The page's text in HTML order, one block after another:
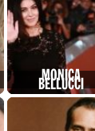
MONICA
BELLUCCI